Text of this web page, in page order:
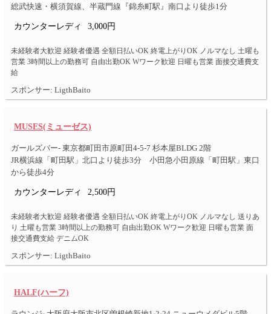
総武快速・横須賀線、半蔵門線『錦糸町駅』南口より徒歩1分
カウンターレディ 3,000円
未経験者大歓迎 経験者優遇 全額日払いOK 終電上がりOK ノルマなし 土曜も
営業 3時間以上の勤務可 自由出勤OK Wワーク歓迎 日曜も営業 面接交通費支
給
スポンサー: LigthBaito
MUSES(ミューゼス)
ガールズバー- 東京都町田市原町田4-5-7 杉本屋BLDG 2階
JR横浜線「町田駅」北口より徒歩3分 小田急小田原線「町田駅」東口
から徒歩4分
カウンターレディ 2,500円
未経験者大歓迎 経験者優遇 全額日払いOK 終電上がりOK ノルマなし 送りあ
り 土曜も営業 3時間以上の勤務可 自由出勤OK Wワーク歓迎 日曜も営業 面
接交通費支給 デニムOK
スポンサー: LigthBaito
HALF(ハーフ)